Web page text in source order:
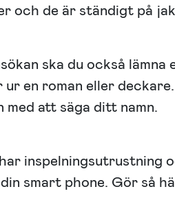
och de är ständigt på
ska du också
en roman eller
med att säga ditt namn.
inspelningsutrustning
smart phone. Gör så